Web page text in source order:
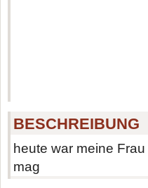
BESCHREIBUNG
heute war meine
mag